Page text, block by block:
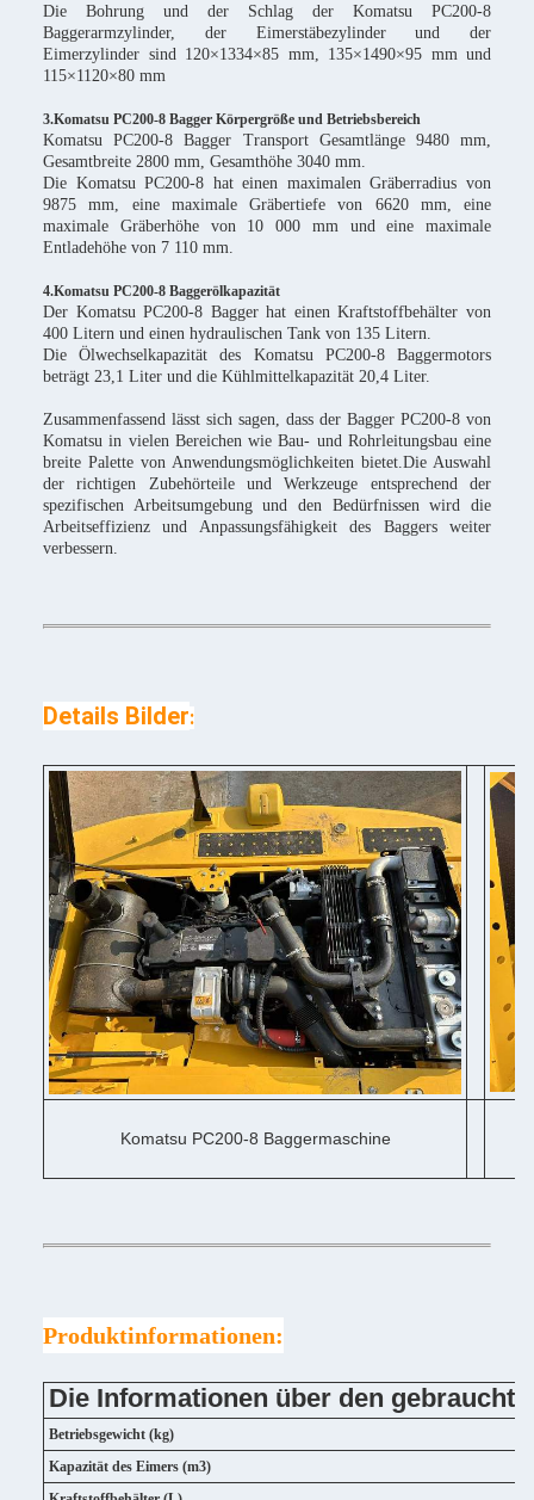
Die Bohrung und der Schlag der Komatsu PC200-8
Baggerarmzylinder, der Eimerstäbezylinder und der
Eimerzylinder sind 120×1334×85 mm, 135×1490×95 mm und
115×1120×80 mm
3.Komatsu PC200-8 Bagger Körpergröße und Betriebsbereich
Komatsu PC200-8 Bagger Transport Gesamtlänge 9480 mm,
Gesamtbreite 2800 mm, Gesamthöhe 3040 mm.
Die Komatsu PC200-8 hat einen maximalen Gräberradius von
9875 mm, eine maximale Gräbertiefe von 6620 mm, eine
maximale Gräberhöhe von 10 000 mm und eine maximale
Entladehöhe von 7 110 mm.
4.Komatsu PC200-8 Baggerölkapazität
Der Komatsu PC200-8 Bagger hat einen Kraftstoffbehälter von
400 Litern und einen hydraulischen Tank von 135 Litern.
Die Ölwechselkapazität des Komatsu PC200-8 Baggermotors
beträgt 23,1 Liter und die Kühlmittelkapazität 20,4 Liter.
Zusammenfassend lässt sich sagen, dass der Bagger PC200-8 von
Komatsu in vielen Bereichen wie Bau- und Rohrleitungsbau eine
breite Palette von Anwendungsmöglichkeiten bietet.Die Auswahl
der richtigen Zubehörteile und Werkzeuge entsprechend der
spezifischen Arbeitsumgebung und den Bedürfnissen wird die
Arbeitseffizienz und Anpassungsfähigkeit des Baggers weiter
verbessern.
Details Bilder:
Komatsu PC200-8 Baggermaschine
Produktinformationen:
Die Informationen über den
Betriebsgewicht (kg)
Kapazität des Eimers (m3)